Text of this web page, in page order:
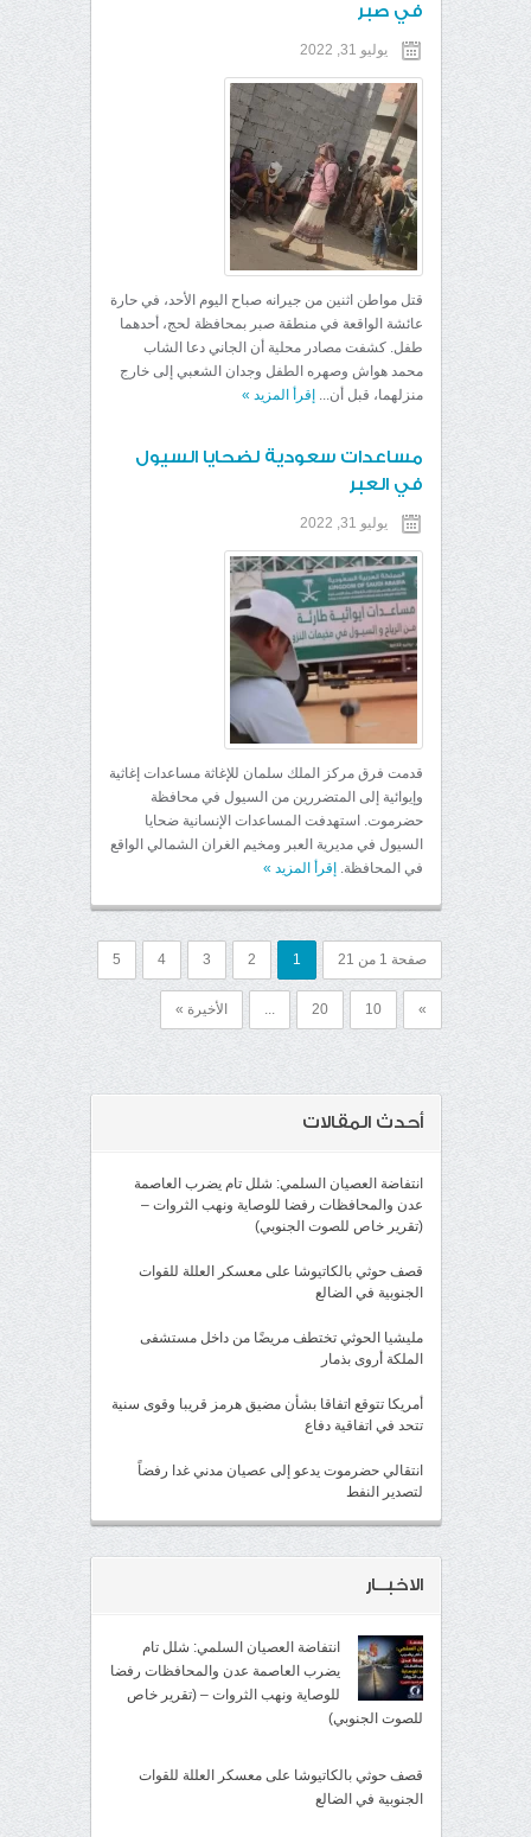
في صبر
يوليو 31, 2022
قتل مواطن اثنين من جيرانه صباح اليوم الأحد، في حارة
عائشة الواقعة في منطقة صبر بمحافظة لحج، أحدهما
طفل. كشفت مصادر محلية أن الجاني دعا الشاب
محمد هواش وصهره الطفل وجدان الشعبي إلى خارج
منزلهما، قبل أن... إقرأ المزيد »
مساعدات سعودية لضحايا السيول
في العبر
يوليو 31, 2022
قدمت فرق مركز الملك سلمان للإغاثة مساعدات إغاثية
وإيوائية إلى المتضررين من السيول في محافظة
حضرموت. استهدفت المساعدات الإنسانية ضحايا
السيول في مديرية العبر ومخيم الغران الشمالي الواقع
في المحافظة. إقرأ المزيد »
صفحة 1 من 21 1
2
3
4
5
»
10
20
... الأخيرة »
أحدث المقالات
انتفاضة العصيان السلمي: شلل تام يضرب العاصمة
عدن والمحافظات رفضا للوصاية ونهب الثروات –
(تقرير خاص للصوت الجنوبي)
قصف حوثي بالكاتيوشا على معسكر العللة للقوات
الجنوبية في الضالع
مليشيا الحوثي تختطف مريضًا من داخل مستشفى
الملكة أروى بذمار
أمريكا تتوقع اتفاقا بشأن مضيق هرمز قريبا وقوى سنية
تتحد في اتفاقية دفاع
انتقالي حضرموت يدعو إلى عصيان مدني غدا رفضاً
لتصدير النفط
الاخبــار
انتفاضة العصيان السلمي: شلل تام
يضرب العاصمة عدن والمحافظات رفضا
للوصاية ونهب الثروات – (تقرير خاص
للصوت الجنوبي)
قصف حوثي بالكاتيوشا على معسكر العللة للقوات
الجنوبية في الضالع